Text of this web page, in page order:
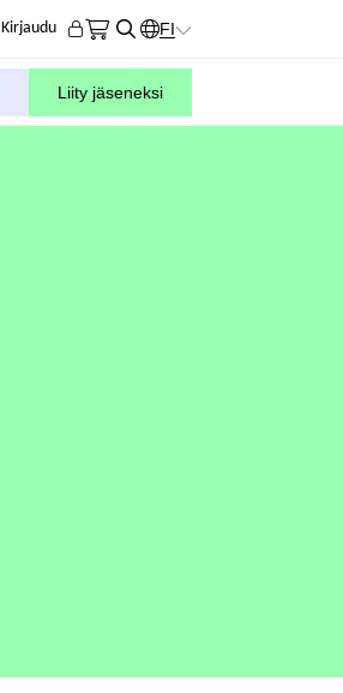
Kirjaudu FI
KIELIVALITSIN.
Liity jäseneksi